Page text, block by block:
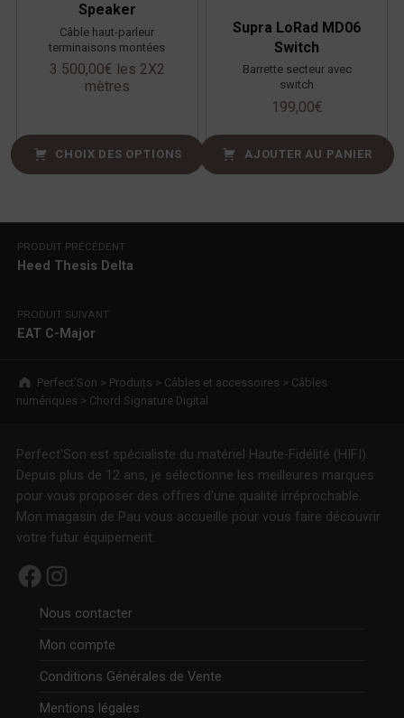
Speaker
Câble haut-parleur
terminaisons montées
3 500,00€ les 2X2
mètres
CHOIX DES OPTIONS
Supra LoRad MD06
Switch
Barrette secteur avec
switch
199,00€
AJOUTER AU PANIER
Navigation de l’article
PRODUIT PRÉCÉDENT
Heed Thesis Delta
PRODUIT SUIVANT
EAT C-Major
Breadcrumbs navigation
Perfect’Son > Produits > Câbles et accessoires > Câbles
numériques > Chord Signature Digital
Perfect'Son est spécialiste du matériel Haute-Fidélité (HIFI).
Depuis plus de 12 ans, je sélectionne les meilleures marques
pour vous proposer des offres d'une qualité irréprochable.
Mon magasin de Pau vous accueille pour vous faire découvrir
votre futur équipement.
Facebook Instagram
Nous contacter
Mon compte
Conditions Générales de Vente
Mentions légales